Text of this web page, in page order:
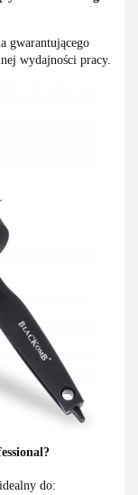
gwarantującego
wydajności pracy.
do: